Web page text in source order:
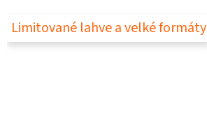
Limitované lahve a velké formáty